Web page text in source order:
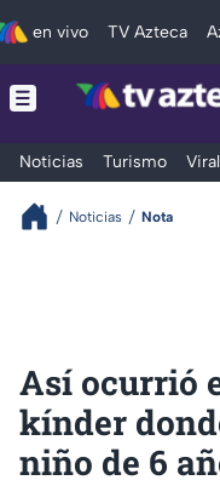
en vivo TV Azteca
Noticias Turismo
Noticias Nota
Así ocurrió
kínder
niño de 6